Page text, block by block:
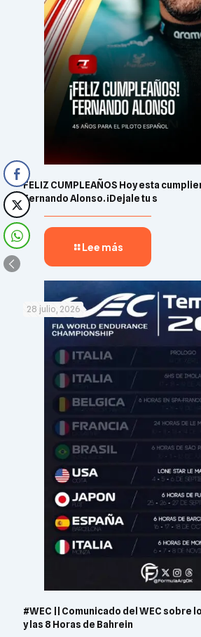
FELIZ CUMPLEAÑOS Hoy esta
Fernando Alonso. ¡Dejale tu s
Lee más
28 julio, 2026
#WEC || Comunicado del WEC sobre
y las 8 Horas de Bahrein